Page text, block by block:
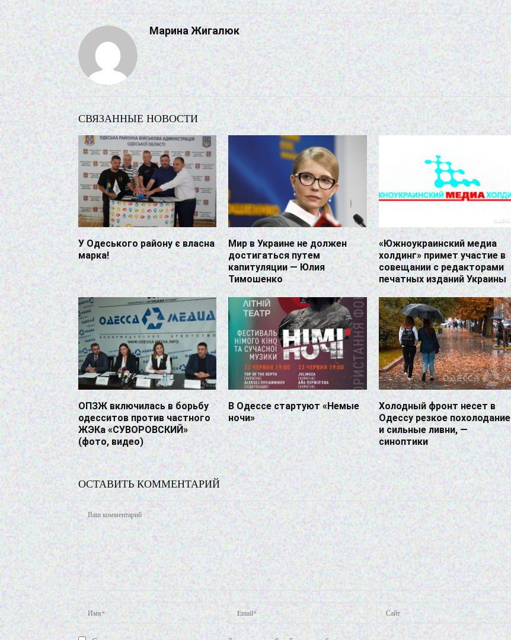
Марина Жигалюк
СВЯЗАННЫЕ НОВОСТИ
У Одеського району є власна
марка!
Мир в Украине не должен
достигаться путем
капитуляции — Юлия
Тимошенко
«Южноукраинский медиа
холдинг» примет участие в
совещании с редакторами
печатных изданий Украины
ОПЗЖ включилась в борьбу
одесситов против частного
ЖЭКа «СУВОРОВСКИЙ»
(фото, видео)
В Одессе стартуют «Немые
ночи»
Холодный фронт несет в
Одессу резкое похолодание
и сильные ливни, —
синоптики
ОСТАВИТЬ КОММЕНТАРИЙ